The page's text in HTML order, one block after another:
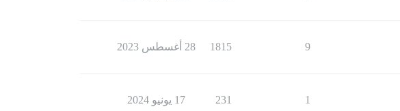
9
1815 28 أغسطس 2023
1
231 17 يونيو 2024